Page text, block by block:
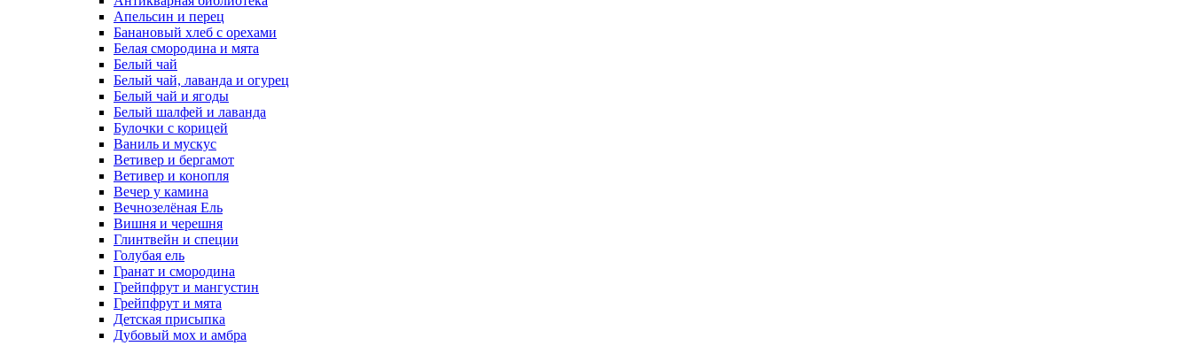
Апельсин и перец
Банановый хлеб с орехами
Белая смородина и мята
Белый чай
Белый чай, лаванда и огурец
Белый чай и ягоды
Белый шалфей и лаванда
Булочки с корицей
Ваниль и мускус
Ветивер и бергамот
Ветивер и конопля
Вечер у камина
Вечнозелёная Ель
Вишня и черешня
Глинтвейн и специи
Голубая ель
Гранат и смородина
Грейпфрут и мангустин
Грейпфрут и мята
Детская присыпка
Дубовый мох и амбра